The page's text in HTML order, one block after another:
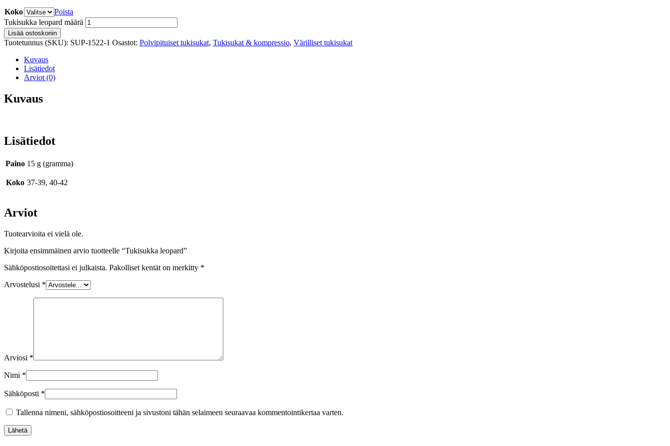
Koko
Poista
Tukisukka leopard määrä
Lisää ostoskoriin
Tuotetunnus (SKU): SUP-1522-1 Osastot: Polvipituiset tukisukat, Tukisukat & kompressio, Värilliset tukisukat
Kuvaus
Lisätiedot
Arviot (0)
Kuvaus
Lisätiedot
Paino 15 g (gramma)
Koko 37-39, 40-42
Arviot
Tuotearvioita ei vielä ole.
Kirjoita ensimmäinen arvio tuotteelle “Tukisukka leopard”
Sähköpostiosoitettasi ei julkaista. Pakolliset kentät on merkitty *
Arvostelusi *
Arviosi *
Nimi *
Sähköposti *
Tallenna nimeni, sähköpostiosoitteeni ja sivustoni tähän selaimeen seuraavaa kommentointikertaa varten.
Lähetä